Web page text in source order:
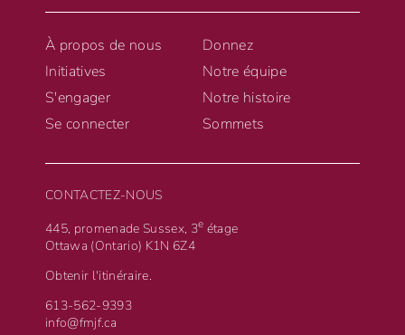
À propos de nous
Initiatives
S'engager
Se connecter
Donnez
Notre équipe
Notre histoire
Sommets
CONTACTEZ-NOUS
445, promenade Sussex, 3e étage
Ottawa (Ontario) K1N 6Z4
Obtenir l'itinéraire.
613-562-9393
info@fmjf.ca